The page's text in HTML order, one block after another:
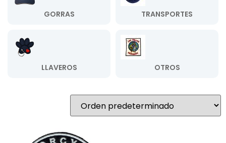
GORRAS TRANSPORTES
LLAVEROS OTROS